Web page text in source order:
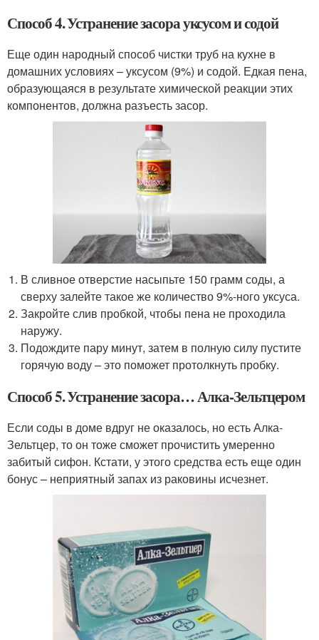
Способ 4. Устранение засора уксусом и содой
Еще один народный способ чистки труб на кухне в
домашних условиях – уксусом (9%) и содой. Едкая пена,
образующаяся в результате химической реакции этих
компонентов, должна разъесть засор.
В сливное отверстие насыпьте 150 грамм соды, а
сверху залейте такое же количество 9%-ного уксуса.
Закройте слив пробкой, чтобы пена не проходила
наружу.
Подождите пару минут, затем в полную силу пустите
горячую воду – это поможет протолкнуть пробку.
Способ 5. Устранение засора… Алка-Зельтцером
Если соды в доме вдруг не оказалось, но есть Алка-
Зельтцер, то он тоже сможет прочистить умеренно
забитый сифон. Кстати, у этого средства есть еще один
бонус – неприятный запах из раковины исчезнет.